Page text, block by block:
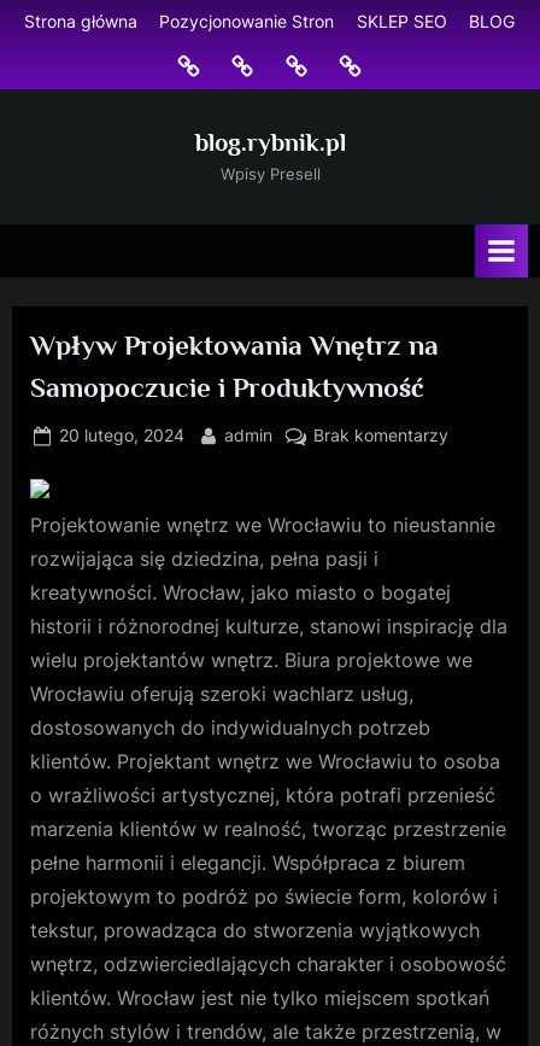
Skip
content
Strona główna Pozycjonowanie Stron SKLEP SEO BLOG
Strona
główna
Pozycjonowanie
Stron
SKLEP
SEO
BLOG
blog.rybnik.pl
Wpisy Presell
Wpływ Projektowania Wnętrz na
Samopoczucie i Produktywność
Posted
20 lutego, 2024 By
admin Brak komentarzydo
Wnętrz
i
Projektowanie wnętrz we Wrocławiu to nieustannie
rozwijająca się dziedzina, pełna pasji i
kreatywności. Wrocław, jako miasto o bogatej
historii i różnorodnej kulturze, stanowi inspirację dla
wielu projektantów wnętrz. Biura projektowe we
Wrocławiu oferują szeroki wachlarz usług,
dostosowanych do indywidualnych potrzeb
klientów. Projektant wnętrz we Wrocławiu to osoba
o wrażliwości artystycznej, która potrafi przenieść
marzenia klientów w realność, tworząc przestrzenie
pełne harmonii i elegancji. Współpraca z biurem
projektowym to podróż po świecie form, kolorów i
tekstur, prowadząca do stworzenia wyjątkowych
wnętrz, odzwierciedlających charakter i osobowość
klientów. Wrocław jest nie tylko miejscem spotkań
różnych stylów i trendów, ale także przestrzenią, w